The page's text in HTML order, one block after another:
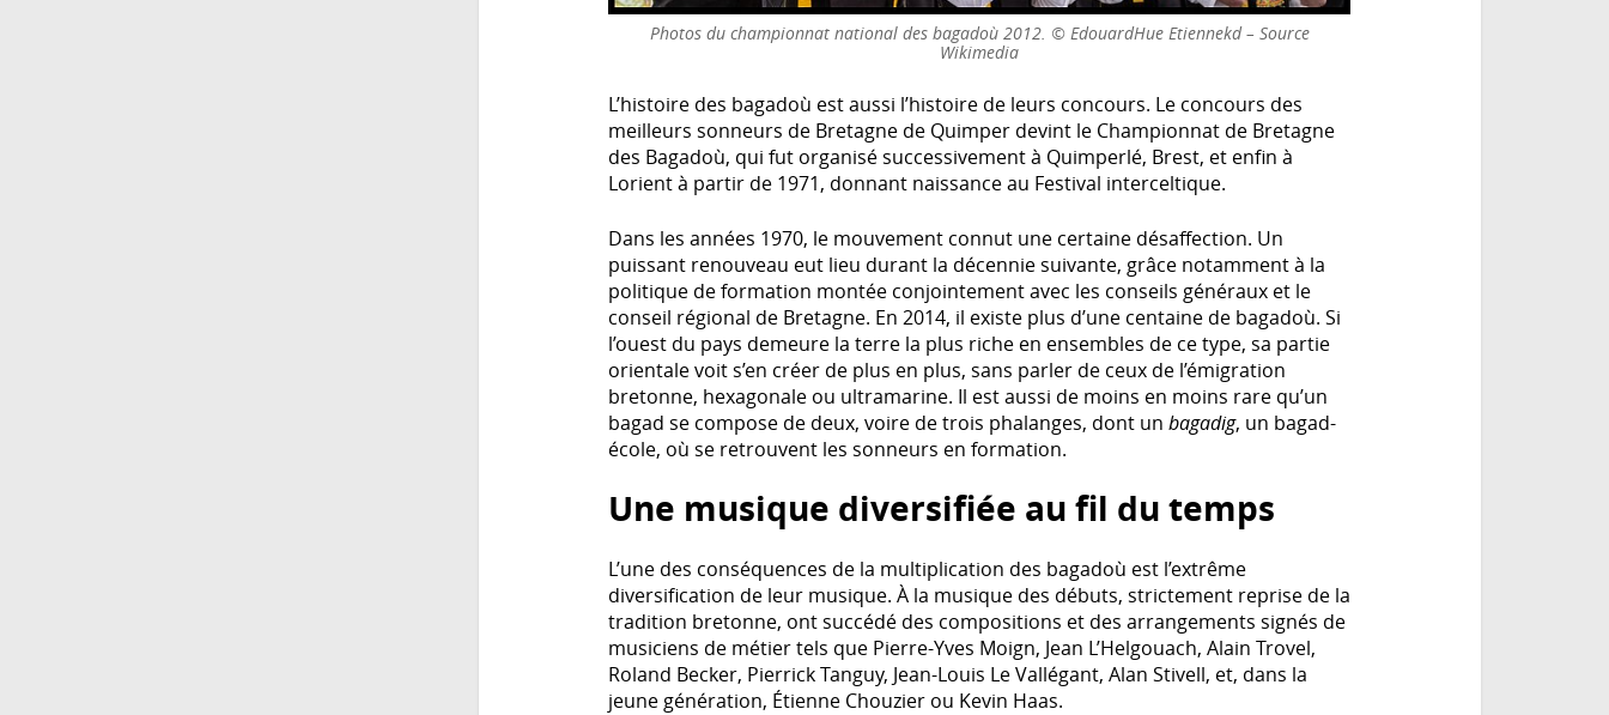
Photos du championnat national des bagadoù 2012. © EdouardHue Etiennekd – Source
Wikimedia
L’histoire des bagadoù est aussi l’histoire de leurs concours. Le concours des
meilleurs sonneurs de Bretagne de Quimper devint le Championnat de Bretagne
des Bagadoù, qui fut organisé successivement à Quimperlé, Brest, et enfin à
Lorient à partir de 1971, donnant naissance au Festival interceltique.
Dans les années 1970, le mouvement connut une certaine désaffection. Un
puissant renouveau eut lieu durant la décennie suivante, grâce notamment à la
politique de formation montée conjointement avec les conseils généraux et le
conseil régional de Bretagne. En 2014, il existe plus d’une centaine de bagadoù. Si
l’ouest du pays demeure la terre la plus riche en ensembles de ce type, sa partie
orientale voit s’en créer de plus en plus, sans parler de ceux de l’émigration
bretonne, hexagonale ou ultramarine. Il est aussi de moins en moins rare qu’un
bagad se compose de deux, voire de trois phalanges, dont unbagadig, un bagad-
école, où se retrouvent les sonneurs en formation.
Une musique diversifiée au fil du temps
L’une des conséquences de la multiplication des bagadoù est l’extrême
diversification de leur musique. À la musique des débuts, strictement reprise de la
tradition bretonne, ont succédé des compositions et des arrangements signés de
musiciens de métier tels que Pierre-Yves Moign, Jean L’Helgouach, Alain Trovel,
Roland Becker, Pierrick Tanguy, Jean-Louis Le Vallégant, Alan Stivell, et, dans la
jeune génération, Étienne Chouzier ou Kevin Haas.